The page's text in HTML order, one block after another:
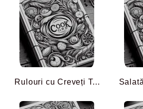
Rulouri cu Creveți Tempu ...